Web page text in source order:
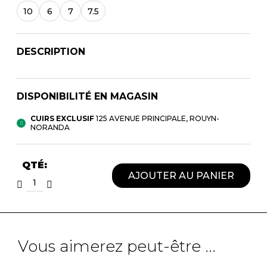
10 6 7 7.5
DESCRIPTION
DISPONIBILITÉ EN MAGASIN
CUIRS EXCLUSIF 125 AVENUE PRINCIPALE, ROUYN-
NORANDA
QTÉ:
AJOUTER AU PANIER
Vous aimerez peut-être ...